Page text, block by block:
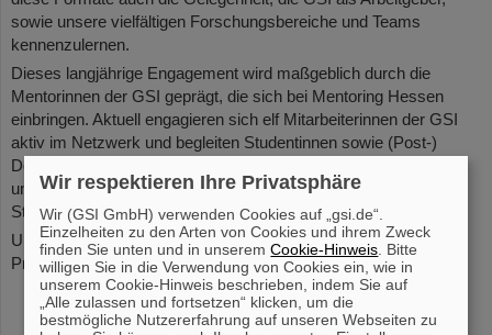
sowie unsere vielfältigen Forschungsbereiche und Teams
kennenzulernen.
Dieses langjährige Engagement wird maßgeblich durch die
Mentorinnen der GSI geprägt, die sich bei Mentoring Hessen
einbringen. Aktuell engagieren sich elf Mitarbeiterinnen der GSI
aktiv im Netzwerk und begleiten Studentinnen sowie (Post-)
Doktorandinnen auf ihren Karrierewegen. Um ihre Erfahrungen
und Perspektiven sichtbar zu machen, haben wir einige
Stimmen der Mentorinnen gesammelt.
Unsere GSI-Mentorinnen im Netzwerk – Stimmen aus der
Praxis:
Dr. Bettina Lommel (Leitung Targetlabor, Sprecherin des
Wissenschaftlich-Technischen Rats von GSI, Vorsitzende
Wir respektieren Ihre Privatsphäre
Wir (GSI GmbH) verwenden Cookies auf „gsi.de“.
Einzelheiten zu den Arten von Cookies und ihrem Zweck
finden Sie unten und in unseremCookie-Hinweis . Bitte
willigen Sie in die Verwendung von Cookies ein, wie in
unserem Cookie-Hinweis beschrieben, indem Sie auf
„Alle zulassen und fortsetzen“ klicken, um die
bestmögliche Nutzererfahrung auf unseren Webseiten zu